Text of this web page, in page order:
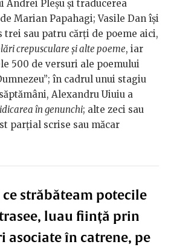
Andrei Pleșu și traducerea
Marian Papahagi; Vasile Dan își
trei sau patru cărți de poeme aici,
crepusculare și alte poeme, iar
500 de versuri ale poemului
în cadrul unui stagiu
Alexandru Uiuiu a
în genunchi; alte zeci sau
parțial scrise sau măcar
străbăteam potecile
luau ființă prin
asociate în catrene, pe